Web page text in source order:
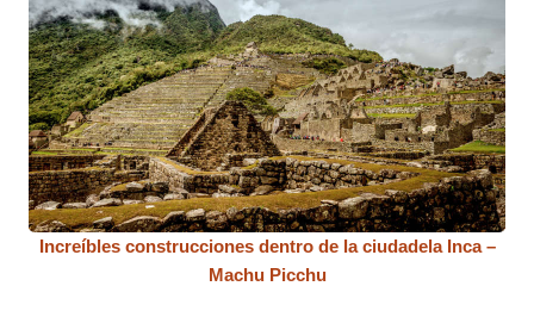
Increíbles construcciones dentro de la ciudadela Inca –
Machu Picchu